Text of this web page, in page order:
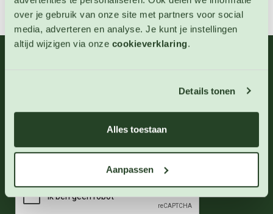
over je gebruik van onze site met partners voor social
media, adverteren en analyse. Je kunt je instellingen
altijd wijzigen via onze cookieverklaring.
Details tonen
Alles toestaan
Aanpassen
Inschrijven